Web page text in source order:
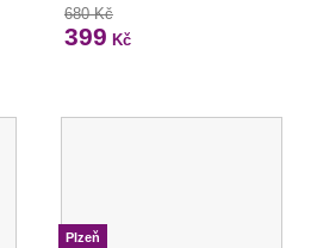
680 Kč
399 Kč
Plzeň